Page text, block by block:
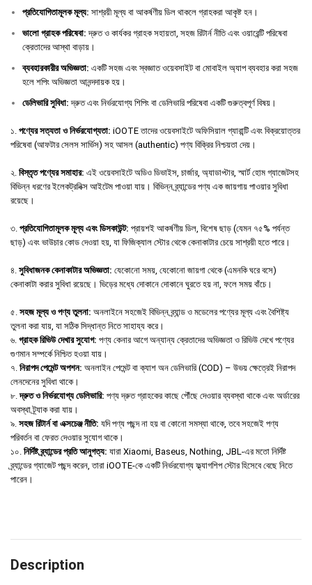
প্রতিযোগিতামূলক মূল্য: সাশ্রয়ী মূল্য বা আকর্ষণীয় ডিল থাকলে গ্রাহকরা আকৃষ্ট হন।
ভালো গ্রাহক পরিষেবা: দ্রুত ও কার্যকর গ্রাহক সহায়তা, সহজ রিটার্ন নীতি এবং ওয়ারেন্টি পরিষেবা
ক্রেতাদের আস্থা বাড়ায়।
ব্যবহারকারীর অভিজ্ঞতা: একটি সহজ এবং স্বজ্ঞাত ওয়েবসাইট বা মোবাইল অ্যাপ ব্যবহার করা সহজ
হলে শপিং অভিজ্ঞতা আনন্দদায়ক হয়।
ডেলিভারি সুবিধা: দ্রুত এবং নির্ভরযোগ্য শিপিং বা ডেলিভারি পরিষেবা একটি গুরুত্বপূর্ণ বিষয়।
১. পণ্যের সত্যতা ও নির্ভরযোগ্যতা: iOOTE তাদের ওয়েবসাইটে অফিসিয়াল গ্যারান্টি এবং বিক্রয়োত্তর
পরিষেবা (আফটার সেলস সার্ভিস) সহ আসল (authentic) পণ্য বিক্রির নিশ্চয়তা দেয়।
২. বিস্তৃত পণ্যের সমাহার: এই ওয়েবসাইটে অডিও ডিভাইস, চার্জার, অ্যাডাপ্টার, স্মার্ট হোম গ্যাজেটসহ
বিভিন্ন ধরণের ইলেকট্রনিক্স আইটেম পাওয়া যায়। বিভিন্ন ব্র্যান্ডের পণ্য এক জায়গায় পাওয়ার সুবিধা
রয়েছে।
৩. প্রতিযোগিতামূলক মূল্য এবং ডিসকাউন্ট: প্রায়শই আকর্ষণীয় ডিল, বিশেষ ছাড় (যেমন ৭৫% পর্যন্ত
ছাড়) এবং ভাউচার কোড দেওয়া হয়, যা ফিজিক্যাল স্টোর থেকে কেনাকাটার চেয়ে সাশ্রয়ী হতে পারে।
৪. সুবিধাজনক কেনাকাটার অভিজ্ঞতা: যেকোনো সময়, যেকোনো জায়গা থেকে (এমনকি ঘরে বসে)
কেনাকাটা করার সুবিধা রয়েছে। ভিড়ের মধ্যে দোকানে দোকানে ঘুরতে হয় না, ফলে সময় বাঁচে।
৫. সহজ মূল্য ও পণ্য তুলনা: অনলাইনে সহজেই বিভিন্ন ব্র্যান্ড ও মডেলের পণ্যের মূল্য এবং বৈশিষ্ট্য
তুলনা করা যায়, যা সঠিক সিদ্ধান্ত নিতে সাহায্য করে।
৬. গ্রাহক রিভিউ দেখার সুযোগ: পণ্য কেনার আগে অন্যান্য ক্রেতাদের অভিজ্ঞতা ও রিভিউ দেখে পণ্যের
গুণমান সম্পর্কে নিশ্চিত হওয়া যায়।
৭. নিরাপদ পেমেন্ট অপশন: অনলাইন পেমেন্ট বা ক্যাশ অন ডেলিভারি (COD) – উভয় ক্ষেত্রেই নিরাপদ
লেনদেনের সুবিধা থাকে।
৮.দ্রুত ও নির্ভরযোগ্য ডেলিভারি: পণ্য দ্রুত গ্রাহকের কাছে পৌঁছে দেওয়ার ব্যবস্থা থাকে এবং অর্ডারের
অবস্থা ট্র্যাক করা যায়।
৯. সহজ রিটার্ন বা এক্সচেঞ্জ নীতি: যদি পণ্য পছন্দ না হয় বা কোনো সমস্যা থাকে, তবে সহজেই পণ্য
পরিবর্তন বা ফেরত দেওয়ার সুযোগ থাকে।
১০. নির্দিষ্ট ব্র্যান্ডের প্রতি আনুগত্য: যারা Xiaomi, Baseus, Nothing, JBL-এর মতো নির্দিষ্ট
ব্র্যান্ডের গ্যাজেট পছন্দ করেন, তারা iOOTE-কে একটি নির্ভরযোগ্য ফ্ল্যাগশিপ স্টোর হিসেবে বেছে নিতে
পারেন।
Description